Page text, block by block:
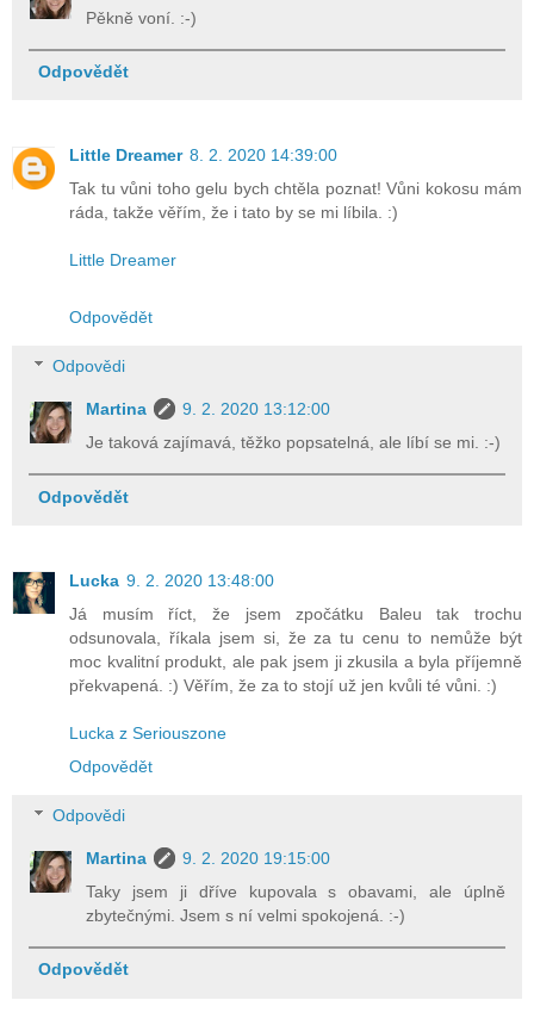
Pěkně voní. :-)
Odpovědět
Little Dreamer 8. 2. 2020 14:39:00
Tak tu vůni toho gelu bych chtěla poznat! Vůni kokosu mám
ráda, takže věřím, že i tato by se mi líbila. :)
Little Dreamer
Odpovědět
Odpovědi
Martina
9. 2. 2020 13:12:00
Je taková zajímavá, těžko popsatelná, ale líbí se mi. :-)
Odpovědět
Lucka 9. 2. 2020 13:48:00
Já musím říct, že jsem zpočátku Baleu tak trochu
odsunovala, říkala jsem si, že za tu cenu to nemůže být
moc kvalitní produkt, ale pak jsem ji zkusila a byla příjemně
překvapená. :) Věřím, že za to stojí už jen kvůli té vůni. :)
Lucka z Seriouszone
Odpovědět
Odpovědi
Martina
9. 2. 2020 19:15:00
Taky jsem ji dříve kupovala s obavami, ale úplně
zbytečnými. Jsem s ní velmi spokojená. :-)
Odpovědět